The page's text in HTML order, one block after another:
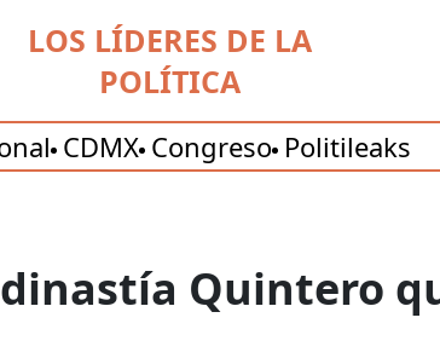
LOS LÍDERES DE LA
POLÍTICA
CDMX Congreso Politileaks
Quintero